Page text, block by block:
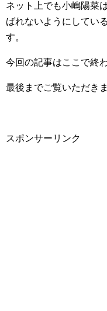
ネット上でも小嶋陽菜
ばれないようにしてい
す。
今回の記事はここで終
最後までご覧いただき
スポンサーリンク